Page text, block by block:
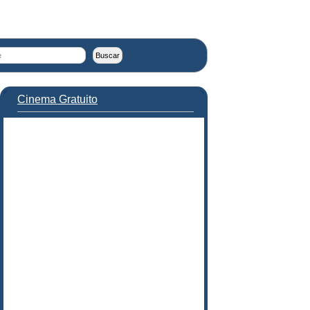
Cinema Gratuito